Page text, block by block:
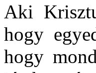
Aki
hogy
hogy